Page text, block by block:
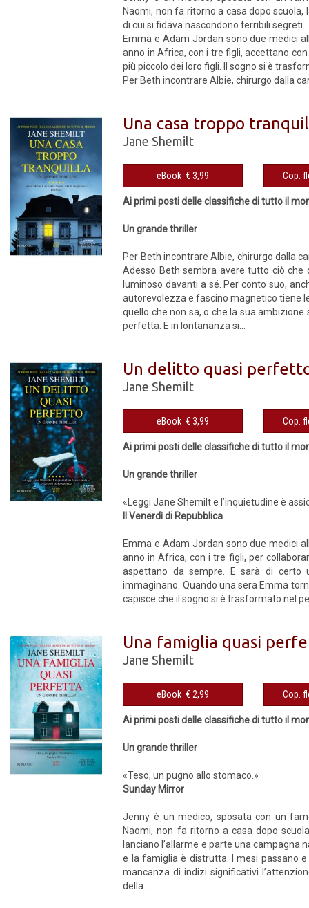
Naomi, non fa ritorno a casa dopo
di cui si fidava nascondono terribili segreti.
Emma e Adam Jordan sono due medici
anno in Africa, con i tre figli, accettano
più piccolo dei loro figli. Il sogno si è
Per Beth incontrare Albie, chirurgo dalla
Una casa troppo
Jane Shemilt
eBook € 3,99
Ai primi posti delle classifiche di tutto il
Un grande thriller
Per Beth incontrare Albie, chirurgo dalla
Adesso Beth sembra avere tutto ciò che
luminoso davanti a sé. Per conto suo,
autorevolezza e fascino magnetico tiene
quello che non sa, o che la sua
perfetta. E in lontananza si...
Un delitto quasi
Jane Shemilt
eBook € 3,99
Ai primi posti delle classifiche di tutto il
Un grande thriller
«Leggi Jane Shemilt e l’inquietudine è
Il Venerdì di Repubblica
Emma e Adam Jordan sono due medici
anno in Africa, con i tre figli, per
aspettano da sempre. E sarà di certo
immaginano. Quando una sera Emma
capisce che il sogno si è trasformato nel
Una famiglia quasi
Jane Shemilt
eBook € 2,99
Ai primi posti delle classifiche di tutto il
Un grande thriller
«Teso, un pugno allo stomaco.»
Sunday Mirror
Jenny è un medico, sposata con un
Naomi, non fa ritorno a casa dopo
lanciano l’allarme e parte una campagna
e la famiglia è distrutta. I mesi passano
mancanza di indizi significativi
della...